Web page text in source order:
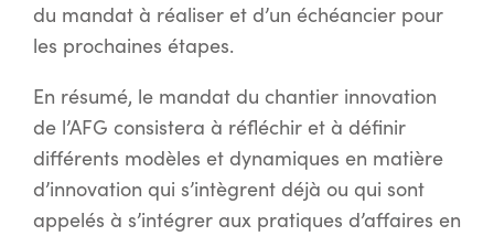
du mandat à réaliser et d’un échéancier pour
les prochaines étapes.
En résumé, le mandat du chantier innovation
de l’AFG consistera à réfléchir et à définir
différents modèles et dynamiques en matière
d’innovation qui s’intègrent déjà ou qui sont
appelés à s’intégrer aux pratiques d’affaires en